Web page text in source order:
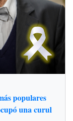
populares
una curul